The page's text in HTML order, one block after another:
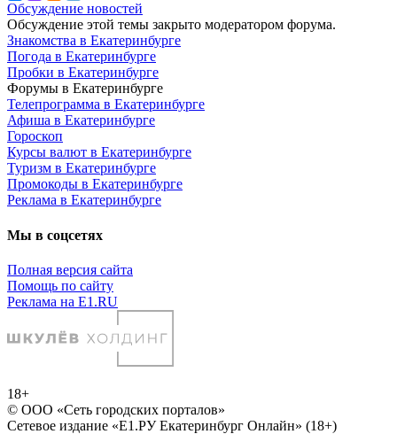
Обсуждение новостей
Обсуждение этой темы закрыто модератором форума.
Знакомства в Екатеринбурге
Погода в Екатеринбурге
Пробки в Екатеринбурге
Форумы в Екатеринбурге
Телепрограмма в Екатеринбурге
Афиша в Екатеринбурге
Гороскоп
Курсы валют в Екатеринбурге
Туризм в Екатеринбурге
Промокоды в Екатеринбурге
Реклама в Екатеринбурге
Мы в соцсетях
Полная версия сайта
Помощь по сайту
Реклама на E1.RU
18+
© ООО «Сеть городских порталов»
Сетевое издание «Е1.РУ Екатеринбург Онлайн» (18+)